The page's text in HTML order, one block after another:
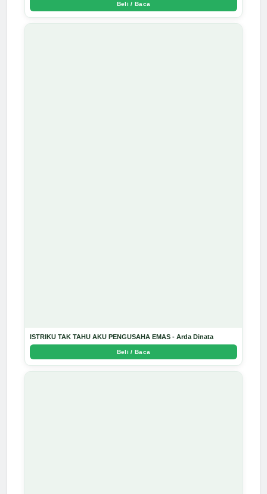
Beli / Baca
ISTRIKU TAK TAHU AKU PENGUSAHA EMAS - Arda Dinata
Beli / Baca